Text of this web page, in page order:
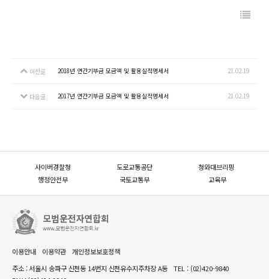
이전글 2018년 연간기부금 모금액 및 활용실적명세서 21.02.19
다음글 2017년 연간기부금 모금액 및 활용실적명세서 21.02.19
사이버경찰청 도로교통공단
청와대브리핑
행정안전부
국토교통부 교육부
이용안내 이용약관
개인정보보호정책
주소 : 서울시 송파구 신천동 14번지 신천유수지주차장 A동
TEL : (02)420-9840